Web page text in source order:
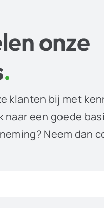
onze
.
klanten bij met
naar een goede
Neem dan